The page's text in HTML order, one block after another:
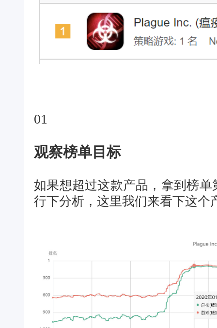
01
观察榜单目标
如果想超过这款产品，拿到榜
行下分析，这里我们来看下这个